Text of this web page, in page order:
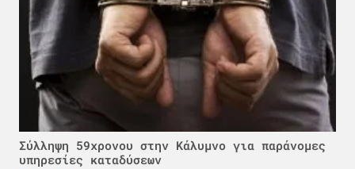
Σύλληψη 59χρονου στην Κάλυμνο για παράνομες
υπηρεσίες καταδύσεων